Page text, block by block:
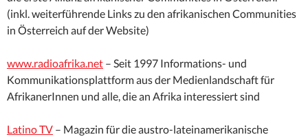
(inkl. weiterführende Links zu den afrikanischen Communities
in Österreich auf der Website)
www.radioafrika.net – Seit 1997 Informations- und
Kommunikationsplattform aus der Medienlandschaft für
AfrikanerInnen und alle, die an Afrika interessiert sind
Latino TV – Magazin für die austro-lateinamerikanische